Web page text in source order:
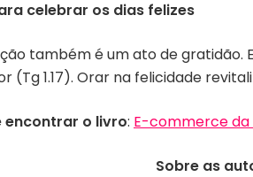
celebrar os dias felizes
também é um ato de gratidão.
(Tg 1.17). Orar na felicidade
encontrar o livro: E-commerce da
Sobre as